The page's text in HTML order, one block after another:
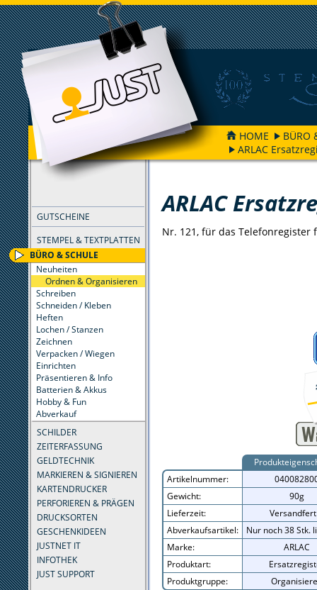
HOME
BÜRO
ARLAC
GUTSCHEINE
STEMPEL & TEXTPLATTEN
BÜRO & SCHULE
Neuheiten
Ordnen & Organisieren
Schreiben
Schneiden / Kleben
Heften
Lochen / Stanzen
Zeichnen
Verpacken / Wiegen
Einrichten
Präsentieren & Info
Batterien & Akkus
Hobby & Fun
Abverkauf
SCHILDER
ZEITERFASSUNG
GELDTECHNIK
MARKIEREN & SIGNIEREN
KARTENDRUCKER
PERFORIEREN & PRÄGEN
DRUCKSORTEN
GESCHENKIDEEN
JUSTNET IT
INFOTHEK
JUST SUPPORT
FILTER
ARLAC
Nr. 121, für das Telefonregister
Artikelnummer:
Gewicht:
90g
Lieferzeit:
Abverkaufsartikel:
Nur noch 38 Stk.
Marke:
ARLAC
Produktart:
Produktgruppe: